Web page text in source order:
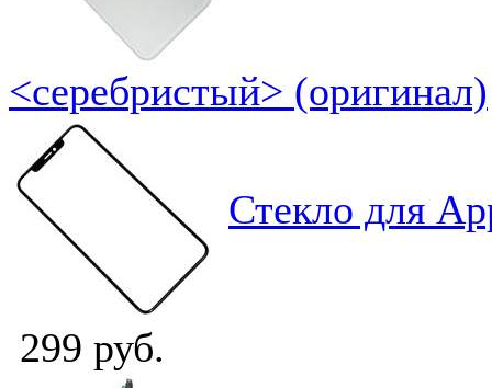
<серебристый> (оригинал)
Стекло для
299 руб.